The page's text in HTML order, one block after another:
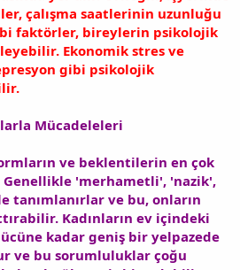
çalışma saatlerinin uzunluğu
faktörler, bireylerin psikolojik
Ekonomik stres ve
gibi psikolojik
Mücadeleleri
ve beklentilerin en çok
Genellikle 'merhametli', 'nazik',
tanımlanırlar ve bu, onların
Kadınların ev içindeki
kadar geniş bir yelpazede
ve bu sorumluluklar çoğu